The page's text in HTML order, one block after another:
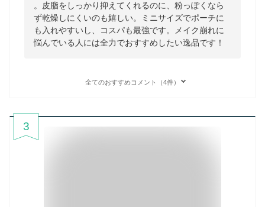
。皮脂をしっかり抑えてくれるのに、粉っぽくなら
ず乾燥しにくいのも嬉しい。ミニサイズでポーチに
も入れやすいし、コスパも最強です。メイク崩れに
悩んでいる人には全力でおすすめしたい逸品です！
全てのおすすめコメント（4件）
3